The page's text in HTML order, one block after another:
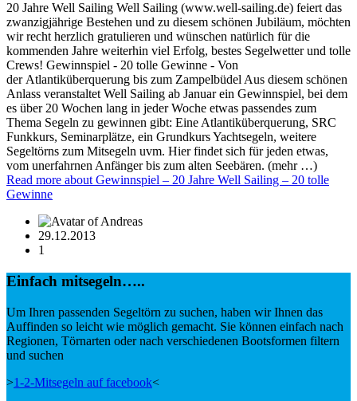
20 Jahre Well Sailing Well Sailing (www.well-sailing.de) feiert das
zwanzigjährige Bestehen und zu diesem schönen Jubiläum, möchten
wir recht herzlich gratulieren und wünschen natürlich für die
kommenden Jahre weiterhin viel Erfolg, bestes Segelwetter und tolle
Crews! Gewinnspiel - 20 tolle Gewinne - Von
der Atlantiküberquerung bis zum Zampelbüdel Aus diesem schönen
Anlass veranstaltet Well Sailing ab Januar ein Gewinnspiel, bei dem
es über 20 Wochen lang in jeder Woche etwas passendes zum
Thema Segeln zu gewinnen gibt: Eine Atlantiküberquerung, SRC
Funkkurs, Seminarplätze, ein Grundkurs Yachtsegeln, weitere
Segeltörns zum Mitsegeln uvm. Hier findet sich für jeden etwas,
vom unerfahrnen Anfänger bis zum alten Seebären. (mehr …)
Read more about Gewinnspiel – 20 Jahre Well Sailing – 20 tolle
Gewinne
29.12.2013
1
Einfach mitsegeln…..
Um Ihren passenden Segeltörn zu suchen, haben wir Ihnen das
Auffinden so leicht wie möglich gemacht. Sie können einfach nach
Regionen, Törnarten oder nach verschiedenen Bootsformen filtern
und suchen
>1-2-Mitsegeln auf facebook<